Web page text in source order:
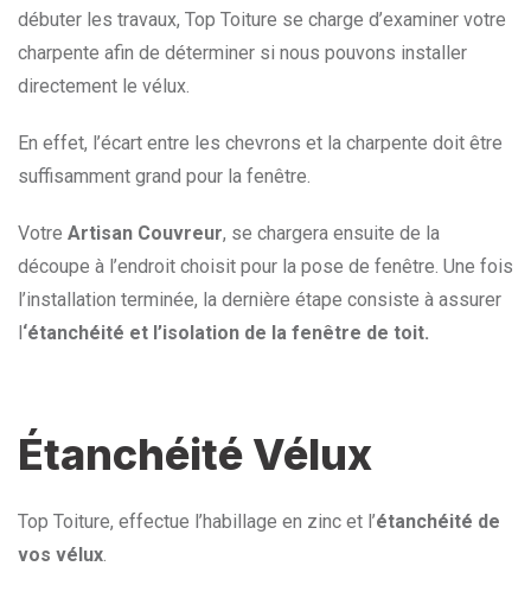
débuter les travaux, Top Toiture se charge d’examiner votre
charpente afin de déterminer si nous pouvons installer
directement le vélux.
En effet, l’écart entre les chevrons et la charpente doit être
suffisamment grand pour la fenêtre.
Votre Artisan Couvreur, se chargera ensuite de la
découpe à l’endroit choisit pour la pose de fenêtre. Une fois
l’installation terminée, la dernière étape consiste à assurer
l‘étanchéité et l’isolation de la fenêtre de toit.
Étanchéité Vélux
Top Toiture, effectue l’habillage en zinc et l’étanchéité de
vos vélux.